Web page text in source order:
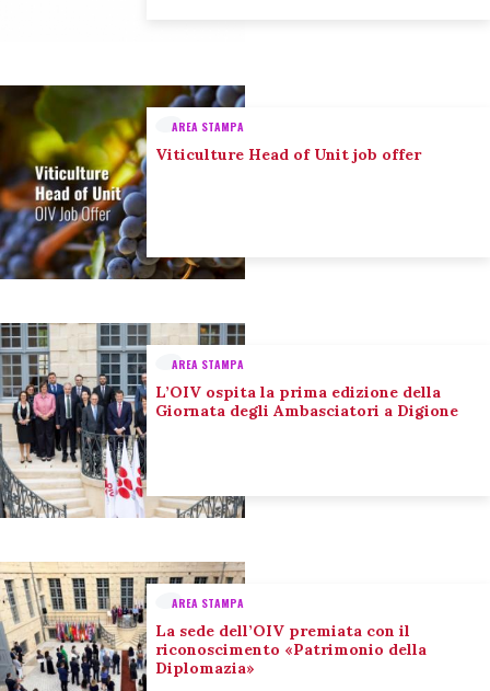
AREA STAMPA
Viticulture Head of Unit job offer
AREA STAMPA
L’OIV ospita la prima edizione della
Giornata degli Ambasciatori a Digione
AREA STAMPA
La sede dell’OIV premiata con il
riconoscimento «Patrimonio della
Diplomazia»